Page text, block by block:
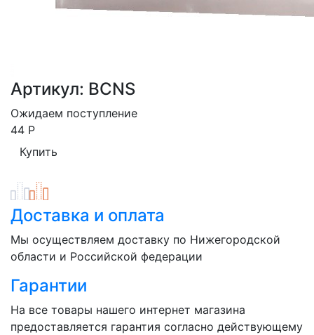
Артикул: BCNS
Ожидаем поступление
44 Р
Доставка и оплата
Мы осуществляем доставку по Нижегородской
области и Российской федерации
Гарантии
На все товары нашего интернет магазина
предоставляется гарантия согласно действующему